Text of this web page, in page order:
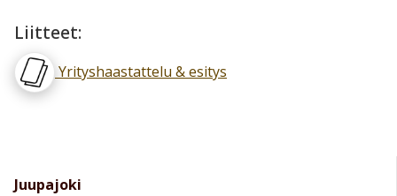
Liitteet:
Yrityshaastattelu & esitys
Juupajoki